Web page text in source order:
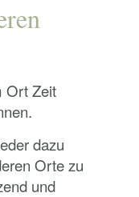
Ort Zeit
dazu
Orte zu
und